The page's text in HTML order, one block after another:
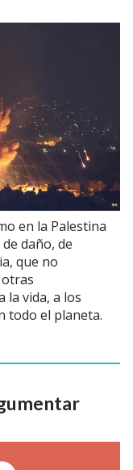
en la Palestina
daño, de
que no
la vida, a los
todo el planeta.